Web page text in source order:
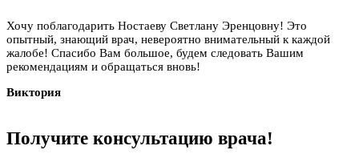
Хочу поблагодарить Ностаеву Светлану Эренцовну! Это
опытный, знающий врач, невероятно внимательный к каждой
жалобе! Спасибо Вам большое, будем следовать Вашим
рекомендациям и обращаться вновь!
Виктория
Получите консультацию врача!